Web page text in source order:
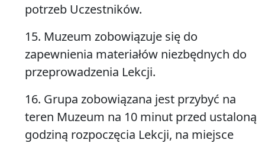
potrzeb Uczestników.
15. Muzeum zobowiązuje się do
zapewnienia materiałów niezbędnych do
przeprowadzenia Lekcji.
16. Grupa zobowiązana jest przybyć na
teren Muzeum na 10 minut przed ustaloną
godziną rozpoczęcia Lekcji, na miejsce